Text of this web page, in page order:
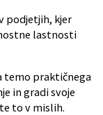
podjetjih, kjer
lastnosti
temo praktičnega
in gradi svoje
to v mislih.